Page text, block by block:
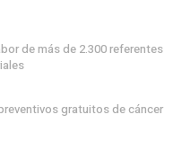
de más de 2.300 referentes
gratuitos de cáncer